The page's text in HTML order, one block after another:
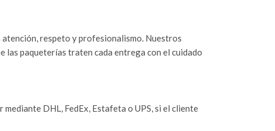
respeto y profesionalismo. Nuestros
las paqueterías traten cada entrega con el cuidado
DHL, FedEx, Estafeta o UPS, si el cliente